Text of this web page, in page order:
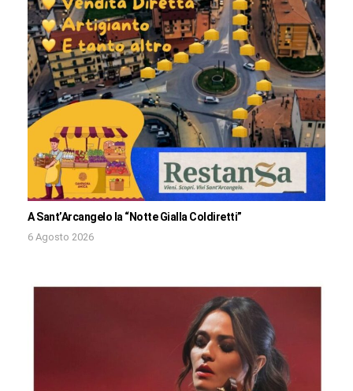
A Sant’Arcangelo la “Notte Gialla Coldiretti”
6 Agosto 2026